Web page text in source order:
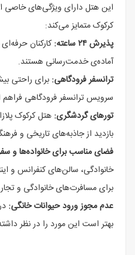
این هتل دارای ویژگی‌های خاصی
کرکوک متمایز می‌کند:
پذیرش ۲۴ ساعته:
کارکنان
آماده‌ی خدمت‌رسانی هستند.
ترانسفر فرودگاهی: برای راحتی
سرویس ترانسفر فرودگاهی
تورهای گردشگری: هتل کرکوک
بازدید از جاذبه‌های تاریخی و
فضای مناسب برای خانواده‌ها و
خانوادگی، سالن‌های کنفرانس و
برای مسافرت‌های خانوادگی و
عدم مجوز ورود حیوانات خانگی:
بهتر است این مورد را در نظر